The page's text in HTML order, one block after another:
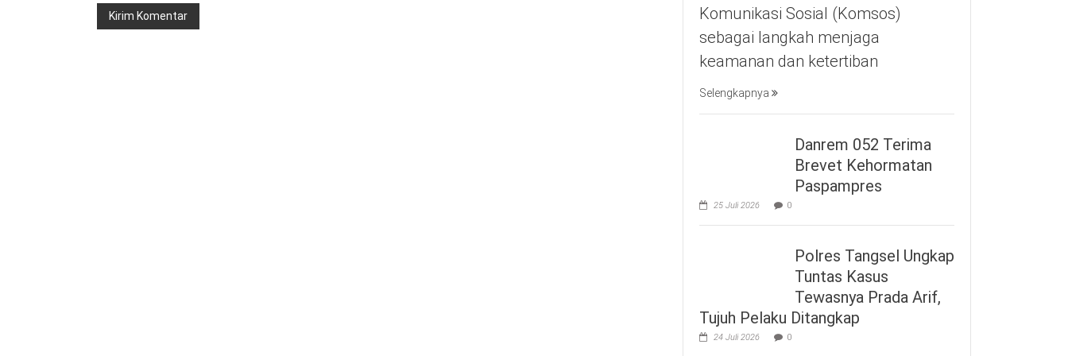
Komunikasi Sosial (Komsos)
sebagai langkah menjaga
keamanan dan ketertiban
Selengkapnya
Danrem 052 Terima
Brevet Kehormatan
Paspampres
25 Juli 2026 0
Polres Tangsel Ungkap
Tuntas Kasus
Tewasnya Prada Arif,
Tujuh Pelaku Ditangkap
24 Juli 2026 0